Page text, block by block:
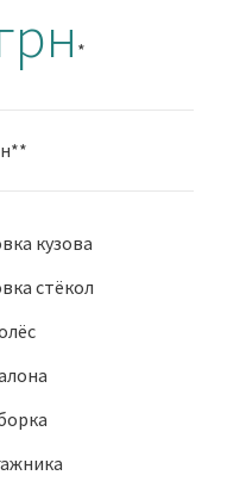
*
**
кузова
стёкол